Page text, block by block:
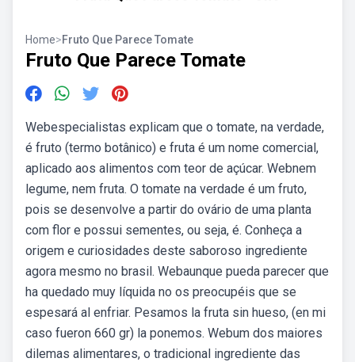
Home>Fruto Que Parece Tomate
Fruto Que Parece Tomate
Webespecialistas explicam que o tomate, na verdade,
é fruto (termo botânico) e fruta é um nome comercial,
aplicado aos alimentos com teor de açúcar. Webnem
legume, nem fruta. O tomate na verdade é um fruto,
pois se desenvolve a partir do ovário de uma planta
com flor e possui sementes, ou seja, é. Conheça a
origem e curiosidades deste saboroso ingrediente
agora mesmo no brasil. Webaunque pueda parecer que
ha quedado muy líquida no os preocupéis que se
espesará al enfriar. Pesamos la fruta sin hueso, (en mi
caso fueron 660 gr) la ponemos. Webum dos maiores
dilemas alimentares, o tradicional ingrediente das